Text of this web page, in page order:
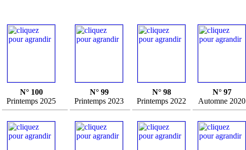
N° 100
Printemps 2025
N° 99
Printemps 2023
N° 98
Printemps 2022
N° 97
Automne 2020